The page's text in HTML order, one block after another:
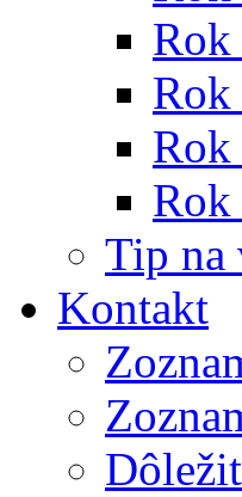
Rok
Rok
Rok
Rok
Tip na
Kontakt